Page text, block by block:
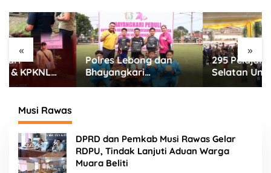
« »
Polres Lebong dan
Bhayangkari
Meriahkan HUT RI ke-
Asuhan
295 Pelajar Bengkulu
Selatan Unjuk Bakat,
Seni Tradisional Jadi
Musi Rawas
DPRD dan Pemkab Musi Rawas Gelar
RDPU, Tindak Lanjuti Aduan Warga
Muara Beliti